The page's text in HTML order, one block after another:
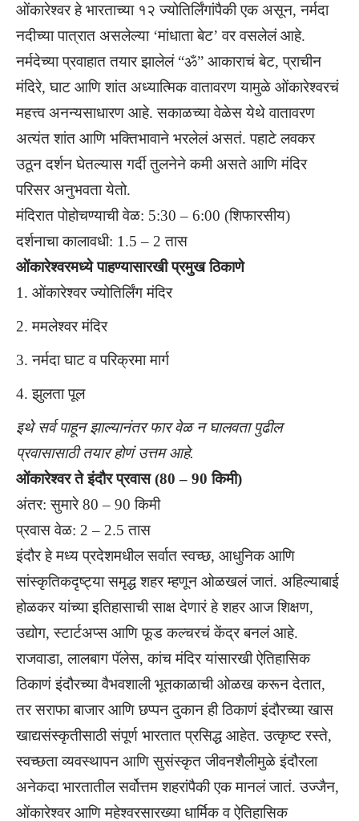
ओंकारेश्वर हे भारताच्या १२ ज्योतिर्लिंगांपैकी एक असून, नर्मदा
नदीच्या पात्रात असलेल्या ‘मांधाता बेट’ वर वसलेलं आहे.
नर्मदेच्या प्रवाहात तयार झालेलं “ॐ” आकाराचं बेट, प्राचीन
मंदिरे, घाट आणि शांत अध्यात्मिक वातावरण यामुळे ओंकारेश्वरचं
महत्त्व अनन्यसाधारण आहे. सकाळच्या वेळेस येथे वातावरण
अत्यंत शांत आणि भक्तिभावाने भरलेलं असतं. पहाटे लवकर
उठून दर्शन घेतल्यास गर्दी तुलनेने कमी असते आणि मंदिर
परिसर अनुभवता येतो.
मंदिरात पोहोचण्याची वेळ: 5:30 – 6:00 (शिफारसीय)
दर्शनाचा कालावधी: 1.5 – 2 तास
ओंकारेश्वरमध्ये पाहण्यासारखी प्रमुख ठिकाणे
ओंकारेश्वर ज्योतिर्लिंग मंदिर
ममलेश्वर मंदिर
नर्मदा घाट व परिक्रमा मार्ग
झुलता पूल
इथे सर्व पाहून झाल्यानंतर फार वेळ न घालवता पुढील
प्रवासासाठी तयार होणं उत्तम आहे.
ओंकारेश्वर ते इंदौर प्रवास (80 – 90 किमी)
अंतर: सुमारे 80 – 90 किमी
प्रवास वेळ: 2 – 2.5 तास
इंदौर हे मध्य प्रदेशमधील सर्वात स्वच्छ, आधुनिक आणि
सांस्कृतिकदृष्ट्या समृद्ध शहर म्हणून ओळखलं जातं. अहिल्याबाई
होळकर यांच्या इतिहासाची साक्ष देणारं हे शहर आज शिक्षण,
उद्योग, स्टार्टअप्स आणि फूड कल्चरचं केंद्र बनलं आहे.
राजवाडा, लालबाग पॅलेस, कांच मंदिर यांसारखी ऐतिहासिक
ठिकाणं इंदौरच्या वैभवशाली भूतकाळाची ओळख करून देतात,
तर सराफा बाजार आणि छप्पन दुकान ही ठिकाणं इंदौरच्या खास
खाद्यसंस्कृतीसाठी संपूर्ण भारतात प्रसिद्ध आहेत. उत्कृष्ट रस्ते,
स्वच्छता व्यवस्थापन आणि सुसंस्कृत जीवनशैलीमुळे इंदौरला
अनेकदा भारतातील सर्वोत्तम शहरांपैकी एक मानलं जातं. उज्जैन,
ओंकारेश्वर आणि महेश्वरसारख्या धार्मिक व ऐतिहासिक